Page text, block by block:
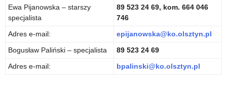
Ewa Pijanowska – starszy
specjalista
89 523 24 69, kom. 664 046
746
Adres e-mail:
epijanowska@ko.olsztyn.pl
Bogusław Paliński – specjalista
89 523 24 69
Adres e-mail:
bpalinski@ko.olsztyn.pl